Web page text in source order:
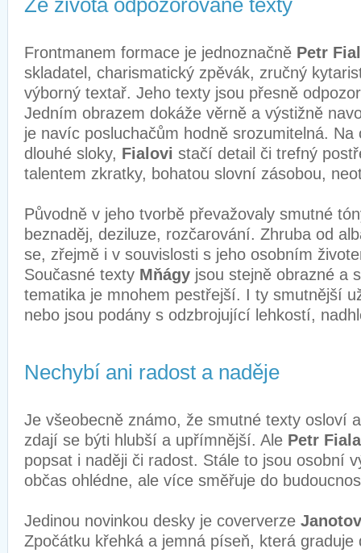
Ze života odpozorované texty
Frontmanem formace je jednoznačně Petr
skladatel, charismatický zpěvák, zručný
výborný textař. Jeho texty jsou přesně
Jedním obrazem dokáže věrně a výstižně
je navíc posluchačům hodně srozumitelná. Na
dlouhé sloky, Fialovi stačí detail či trefný
talentem zkratky, bohatou slovní zásobou,
Původně v jeho tvorbě převažovaly smutné
beznaděj, deziluze, rozčarování. Zhruba od
se, zřejmě i v souvislosti s jeho osobním
Současné texty Mňágy jsou stejně obrazné a
tematika je mnohem pestřejší. I ty smutnější
nebo jsou podány s odzbrojující lehkostí,
Nechybí ani radost a naděje
Je všeobecně známo, že smutné texty osloví
zdají se býti hlubší a upřímnější. Ale Petr Fiala
popsat i naději či radost. Stále to jsou osobní
občas ohlédne, ale více směřuje do
Jedinou novinkou desky je coververze
Zpočátku křehká a jemná píseň, která graduje